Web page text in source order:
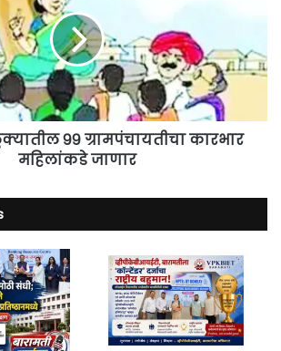
९९ ग्रामपंचायतीचा कारभार
महिलांकडे जाणार